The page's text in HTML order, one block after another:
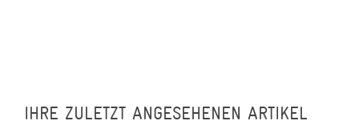
IHRE ZULETZT ANGESEHENEN ARTIKEL